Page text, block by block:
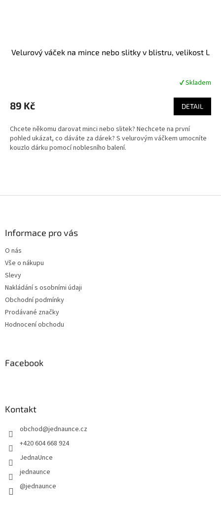
Velurový váček na mince nebo slitky v blistru, velikost L
produktu
je
z
5
hvězdiček.
✔ Skladem
89 Kč DETAIL
Chcete někomu darovat minci nebo slitek? Nechcete na první
pohled ukázat, co dáváte za dárek? S velurovým váčkem umocníte
kouzlo dárku pomocí noblesního balení.
Informace pro vás
O nás
Vše o nákupu
Slevy
Nakládání s osobními údaji
Obchodní podmínky
Prodávané značky
Hodnocení obchodu
Facebook
Kontakt
obchod@jednaunce.cz
+420 604 668 924
JednaUnce
jednaunce
@jednaunce